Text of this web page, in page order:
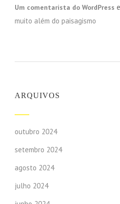
Um comentarista do WordPress
muito além do paisagismo
ARQUIVOS
outubro 2024
setembro 2024
agosto 2024
julho 2024